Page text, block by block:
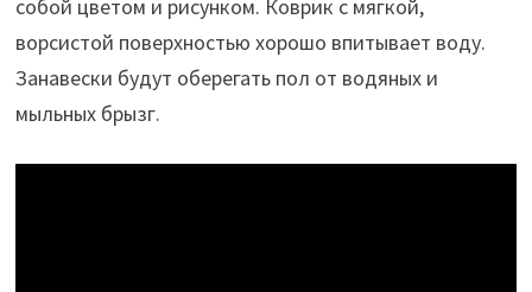
собой цветом и рисунком. Коврик с мягкой,
ворсистой поверхностью хорошо впитывает воду.
Занавески будут оберегать пол от водяных и
мыльных брызг.